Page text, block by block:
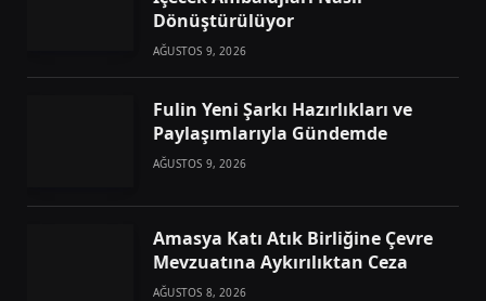
Dönüştürülüyor
AĞUSTOS 9, 2026
Fulin Yeni Şarkı Hazırlıkları ve
Paylaşımlarıyla Gündemde
AĞUSTOS 9, 2026
Amasya Katı Atık Birliğine Çevre
Mevzuatına Aykırılıktan Ceza
AĞUSTOS 8, 2026